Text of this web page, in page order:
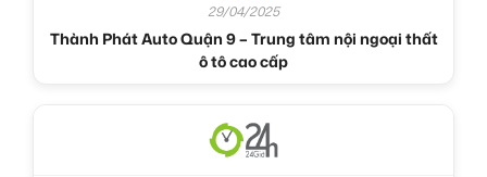
29/04/2025
Thành Phát Auto Quận 9 – Trung tâm nội ngoại thất
ô tô cao cấp